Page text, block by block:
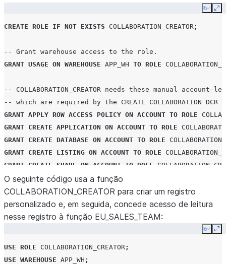
Copy
CREATE ROLE IF NOT EXISTS COLLABORATION_CREATOR;
-- Grant warehouse access to the role.
GRANT USAGE ON WAREHOUSE APP_WH TO ROLE
-- COLLABORATION_CREATOR needs these manual
-- which are required by the CREATE COLLABORATION
GRANT APPLY ROW ACCESS POLICY ON ACCOUNT TO ROLE
GRANT CREATE APPLICATION ON ACCOUNT TO ROLE
GRANT CREATE DATABASE ON ACCOUNT TO ROLE
GRANT CREATE LISTING ON ACCOUNT TO ROLE
GRANT CREATE SHARE ON ACCOUNT TO ROLE
GRANT IMPORT SHARE ON ACCOUNT
GRANT
MANAGE SHARE TARGET ON ACCOUNT TO ROLE
GRANT ROLE COLLABORATION_CREATOR TO USER
-- This procedure requires the ACCOUNTADMIN role.
O seguinte código usa a função
COLLABORATION_CREATOR para criar um registro
personalizado e, em seguida, concede acesso de leitura
nesse registro à função EU_SALES_TEAM:
Copy
USE ROLE COLLABORATION_CREATOR;
USE WAREHOUSE APP_WH ;